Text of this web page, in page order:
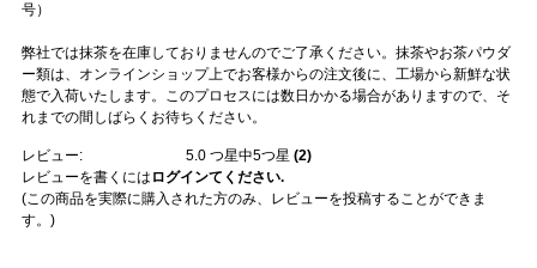
号）
弊社では抹茶を在庫しておりませんのでご了承ください。抹茶やお茶パウダ
ー類は、オンラインショップ上でお客様からの注文後に、工場から新鮮な状
態で入荷いたします。このプロセスには数日かかる場合がありますので、そ
れまでの間しばらくお待ちください。
レビュー: 5.0つ星中5つ星 (2)
レビューを書くには ログインてください.
(この商品を実際に購入された方のみ、レビューを投稿することができま
す。)